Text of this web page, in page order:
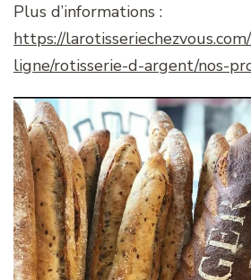
Plus d’informations :
https://
ligne/rotisserie-d-argent/nos-